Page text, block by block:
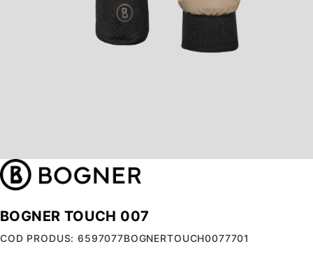
BOGNER TOUCH 007
COD PRODUS: 6597077BOGNERTOUCH0077701